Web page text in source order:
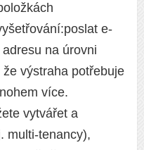
e-
na úrovni
výstraha potřebuje
více.
vytvářet a
multi-tenancy),